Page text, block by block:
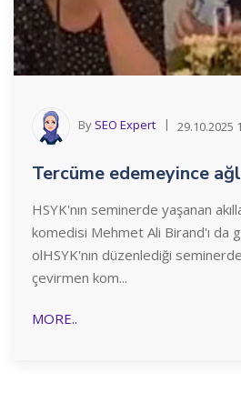
By SEO Expert 29.10.2025
Tercüme edemeyince
HSYK'nın seminerde yaşanan
komedisi Mehmet Ali Birand'ı da
olHSYK'nın düzenlediği
çevirmen kom...
MORE..